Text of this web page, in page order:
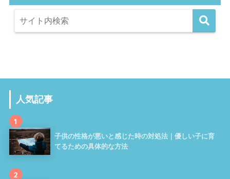
人気記事
1
子供の性格が悪いと感じた時の対処法｜優しい子に育
てるための具体的な方法
2